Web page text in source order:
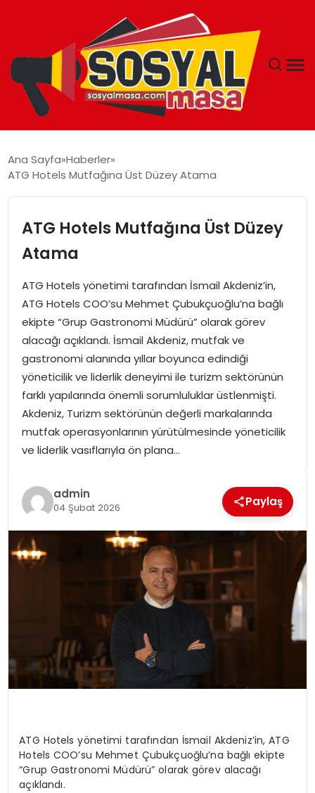
GÜNCEL
TEKNOLOJI
SPOR
GÜNDEM
MAGAZIN
Ana Sayfa Haberler
ATG Hotels Mutfağına Üst Düzey Atama
ATG Hotels Mutfağına Üst Düzey
Atama
ATG Hotels yönetimi tarafından İsmail Akdeniz’in,
ATG Hotels COO’su Mehmet Çubukçuoğlu’na bağlı
ekipte “Grup Gastronomi Müdürü” olarak görev
alacağı açıklandı. İsmail Akdeniz, mutfak ve
gastronomi alanında yıllar boyunca edindiği
yöneticilik ve liderlik deneyimi ile turizm sektörünün
farklı yapılarında önemli sorumluluklar üstlenmişti.
Akdeniz, Turizm sektörünün değerli markalarında
mutfak operasyonlarının yürütülmesinde yöneticilik
ve liderlik vasıflarıyla ön plana…
admin
04 Şubat 2026 Paylaş
ATG Hotels yönetimi tarafından İsmail Akdeniz’in, ATG
Hotels COO’su Mehmet Çubukçuoğlu’na bağlı ekipte
“Grup Gastronomi Müdürü” olarak görev alacağı
açıklandı.